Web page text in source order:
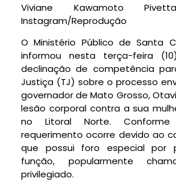
Viviane Kawamoto
Instagram/Reprodução
O Ministério Público de Santa
informou nesta terça-feira
declinação de competência
Justiça (TJ) sobre o processo
governador de Mato Grosso,
lesão corporal contra a sua
no Litoral Norte.
requerimento ocorre devido ao
que possui foro especial por
função, popularmente
privilegiado.